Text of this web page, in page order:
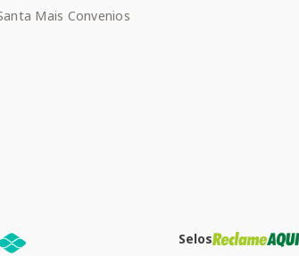
Mais Convenios
Selos